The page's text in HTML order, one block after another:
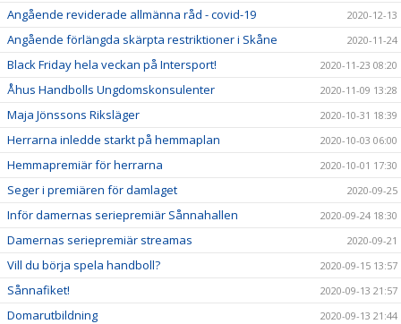
Angående reviderade allmänna råd - covid-19 2020-12-13
Angående förlängda skärpta restriktioner i Skåne 2020-11-24
Black Friday hela veckan på Intersport! 2020-11-23 08:20
Åhus Handbolls Ungdomskonsulenter 2020-11-09 13:28
Maja Jönssons Riksläger 2020-10-31 18:39
Herrarna inledde starkt på hemmaplan 2020-10-03 06:00
Hemmapremiär för herrarna 2020-10-01 17:30
Seger i premiären för damlaget 2020-09-25
Inför damernas seriepremiär Sånnahallen 2020-09-24 18:30
Damernas seriepremiär streamas 2020-09-21
Vill du börja spela handboll? 2020-09-15 13:57
Sånnafiket! 2020-09-13 21:57
Domarutbildning 2020-09-13 21:44